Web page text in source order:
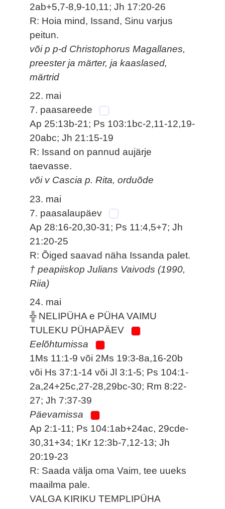
2ab+5,7-8,9-10,11; Jh 17:20-26
R: Hoia mind, Issand, Sinu varjus
peitun.
või p p-d Christophorus Magallanes,
preester ja märter, ja kaaslased,
märtrid
22. mai
7. paasareede
Ap 25:13b-21; Ps 103:1bc-2,11-12,19-
20abc; Jh 21:15-19
R: Issand on pannud aujärje
taevasse.
või v Cascia p. Rita, orduõde
23. mai
7. paasalaupäev
Ap 28:16-20,30-31; Ps 11:4,5+7; Jh
21:20-25
R: Õiged saavad näha Issanda palet.
† peapiiskop Julians Vaivods (1990,
Riia)
24. mai
╬ NELIPÜHA e PÜHA VAIMU
TULEKU PÜHAPÄEV
Eelõhtumissa
1Ms 11:1-9 või 2Ms 19:3-8a,16-20b
või Hs 37:1-14 või Jl 3:1-5; Ps 104:1-
2a,24+25c,27-28,29bc-30; Rm 8:22-
27; Jh 7:37-39
Päevamissa
Ap 2:1-11; Ps 104:1ab+24ac, 29cde-
30,31+34; 1Kr 12:3b-7,12-13; Jh
20:19-23
R: Saada välja oma Vaim, tee uueks
maailma pale.
VALGA KIRIKU TEMPLIPÜHA